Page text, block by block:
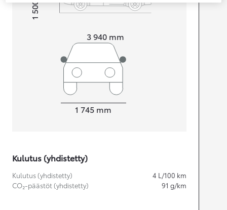
Pituus
3 940 mm
Korkeus1 500
Leveys
1 745 mm
Kulutus (yhdistetty)
Kulutus (yhdistetty) 4 L/100 km
CO₂-päästöt (yhdistetty)
91 g/km